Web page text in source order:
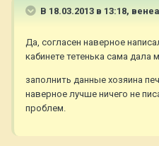
В 18.03.2013 в 13:18,
Да, согласен наверное
кабинете тетенька сама дала
заполнить данные хозяина
наверное лучше ничего не
проблем.